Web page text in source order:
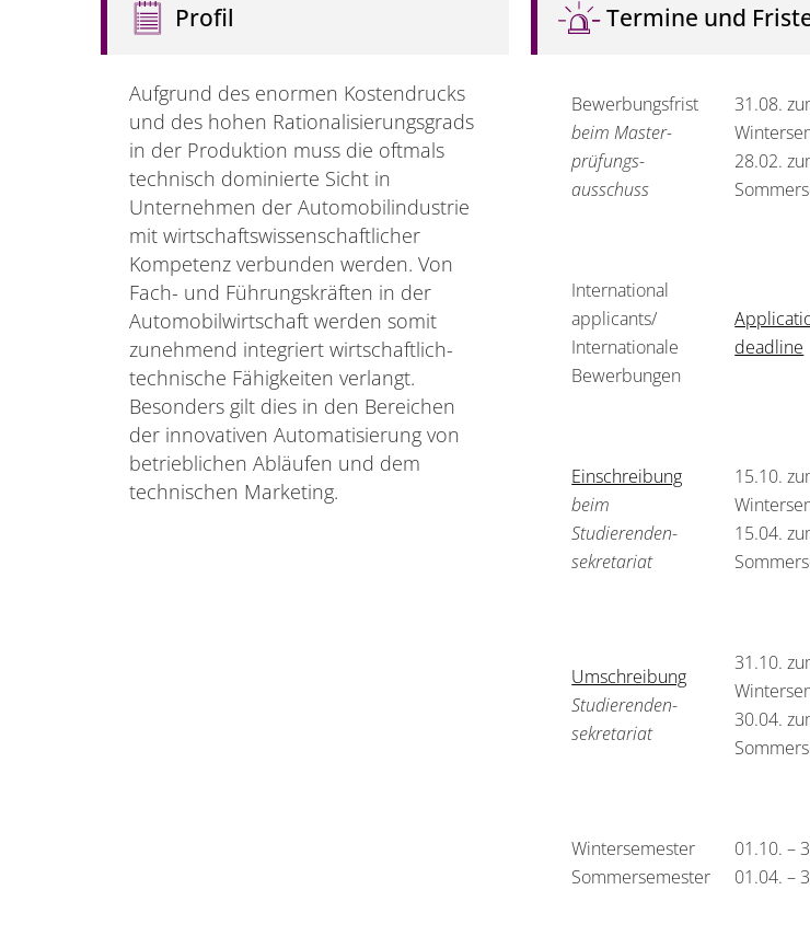
Profil
Aufgrund des enormen Kostendrucks
und des hohen Rationalisierungsgrads
in der Produktion muss die oftmals
technisch dominierte Sicht in
Unternehmen der Automobilindustrie
mit wirtschaftswissenschaftlicher
Kompetenz verbunden werden. Von
Fach- und Führungskräften in der
Automobilwirtschaft werden somit
zunehmend integriert wirtschaftlich-
technische Fähigkeiten verlangt.
Besonders gilt dies in den Bereichen
der innovativen Automatisierung von
betrieblichen Abläufen und dem
technischen Marketing.
Termine und
Bewerbungsfrist
beim Master­
prüfungs­
ausschuss
31.08.
28.02.
International
applicants/
Internationale
Bewerbungen
deadline
Einschreibung
beim
Studierenden­
sekretariat
15.10.
15.04.
Umschreibung
Studierenden­
sekretariat
31.10.
30.04.
Wintersemester
Sommersemester
01.10. –
01.04. –